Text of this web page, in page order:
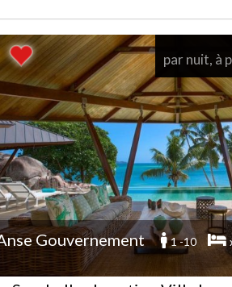
par nuit, à
Gouvernement 1 -10